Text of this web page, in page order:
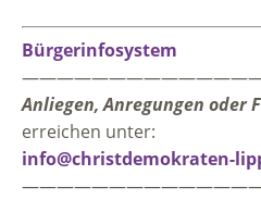
Bürgerinfosystem
Anliegen, Anregungen oder
erreichen unter:
info@christdemokraten-